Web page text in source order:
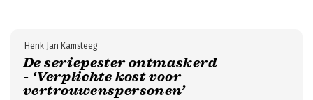
De seriepester ontmaskerd
- ‘Verplichte kost voor
vertrouwenspersonen’
Henk Jan Kamsteeg